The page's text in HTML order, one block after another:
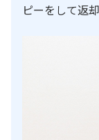
ピーをして返